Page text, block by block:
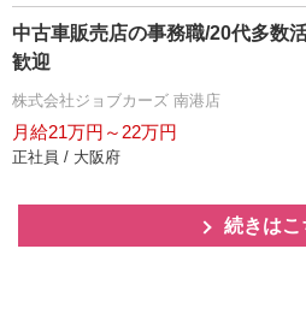
中古車販売店の事務職/20代多数
歓迎
株式会社ジョブカーズ 南港店
月給21万円～22万円
正社員 / 大阪府
続きはこ